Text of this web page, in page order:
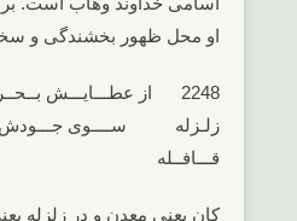
او محل ظهور بخشندگی و
2248 از عطـــایـــش
زلـزله ســــوی جـــودش،
قـــافــله
کان یعنی معدن و در زلزله